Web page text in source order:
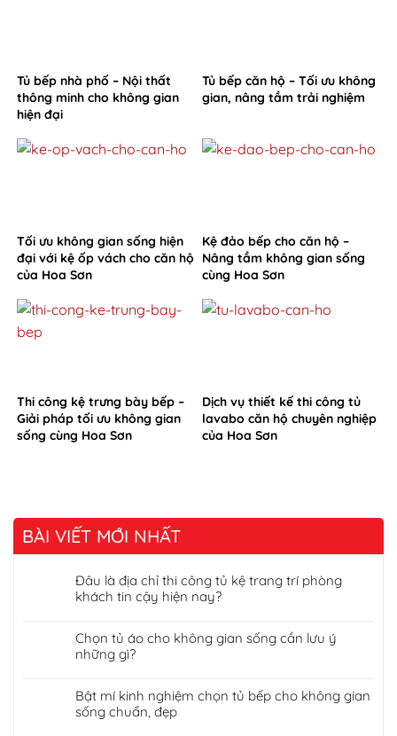
Tủ bếp nhà phố – Nội thất
thông minh cho không gian
hiện đại
Tủ bếp căn hộ – Tối ưu không
gian, nâng tầm trải nghiệm
Tối ưu không gian sống hiện
đại với kệ ốp vách cho căn hộ
của Hoa Sơn
Kệ đảo bếp cho căn hộ –
Nâng tầm không gian sống
cùng Hoa Sơn
Thi công kệ trưng bày bếp –
Giải pháp tối ưu không gian
sống cùng Hoa Sơn
Dịch vụ thiết kế thi công tủ
lavabo căn hộ chuyên nghiệp
của Hoa Sơn
BÀI VIẾT MỚI NHẤT
Đâu là địa chỉ thi công tủ kệ trang trí phòng
khách tin cậy hiện nay?
Chọn tủ áo cho không gian sống cần lưu ý
những gì?
Bật mí kinh nghiệm chọn tủ bếp cho không gian
sống chuẩn, đẹp